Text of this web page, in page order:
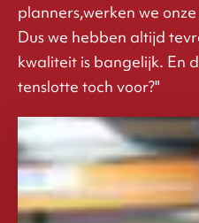
planners,werken we
Dus we hebben altijd
kwaliteit is bangelijk. En
tenslotte toch voor?"